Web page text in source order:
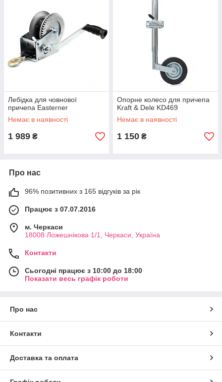
Лебідка для човнової
причепа Easterner
Немає в наявності
1 989 ₴
Опорне колесо для причепа
Kraft & Dele KD469
Немає в наявності
1 150 ₴
Про нас
96% позитивних з 165 відгуків за рік
Працює з 07.07.2016
м. Черкаси
18008 Ложешнікова 1/1, Черкаси, Україна
Контакти
Сьогодні працює з 10:00 до 18:00
Показати весь графік роботи
Про нас
Контакти
Доставка та оплата